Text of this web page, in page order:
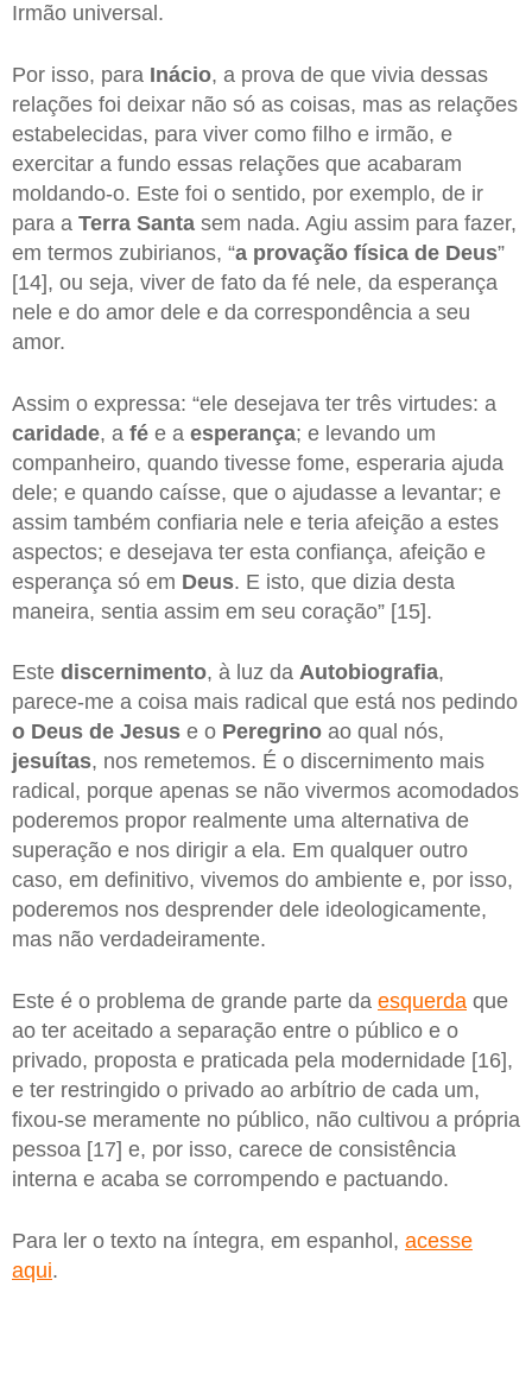
Irmão universal.
Por isso, para Inácio, a prova de que vivia dessas
relações foi deixar não só as coisas, mas as relações
estabelecidas, para viver como filho e irmão, e
exercitar a fundo essas relações que acabaram
moldando-o. Este foi o sentido, por exemplo, de ir
para a Terra Santa sem nada. Agiu assim para fazer,
em termos zubirianos, “a provação física de Deus”
[14], ou seja, viver de fato da fé nele, da esperança
nele e do amor dele e da correspondência a seu
amor.
Assim o expressa: “ele desejava ter três virtudes: a
caridade, a fé e a esperança; e levando um
companheiro, quando tivesse fome, esperaria ajuda
dele; e quando caísse, que o ajudasse a levantar; e
assim também confiaria nele e teria afeição a estes
aspectos; e desejava ter esta confiança, afeição e
esperança só em Deus. E isto, que dizia desta
maneira, sentia assim em seu coração” [15].
Este discernimento, à luz da Autobiografia,
parece-me a coisa mais radical que está nos pedindo
o Deus de Jesus e o Peregrino ao qual nós,
jesuítas, nos remetemos. É o discernimento mais
radical, porque apenas se não vivermos acomodados
poderemos propor realmente uma alternativa de
superação e nos dirigir a ela. Em qualquer outro
caso, em definitivo, vivemos do ambiente e, por isso,
poderemos nos desprender dele ideologicamente,
mas não verdadeiramente.
Este é o problema de grande parte da esquerda que
ao ter aceitado a separação entre o público e o
privado, proposta e praticada pela modernidade [16],
e ter restringido o privado ao arbítrio de cada um,
fixou-se meramente no público, não cultivou a própria
pessoa [17] e, por isso, carece de consistência
interna e acaba se corrompendo e pactuando.
Para ler o texto na íntegra, em espanhol, acesse
aqui.